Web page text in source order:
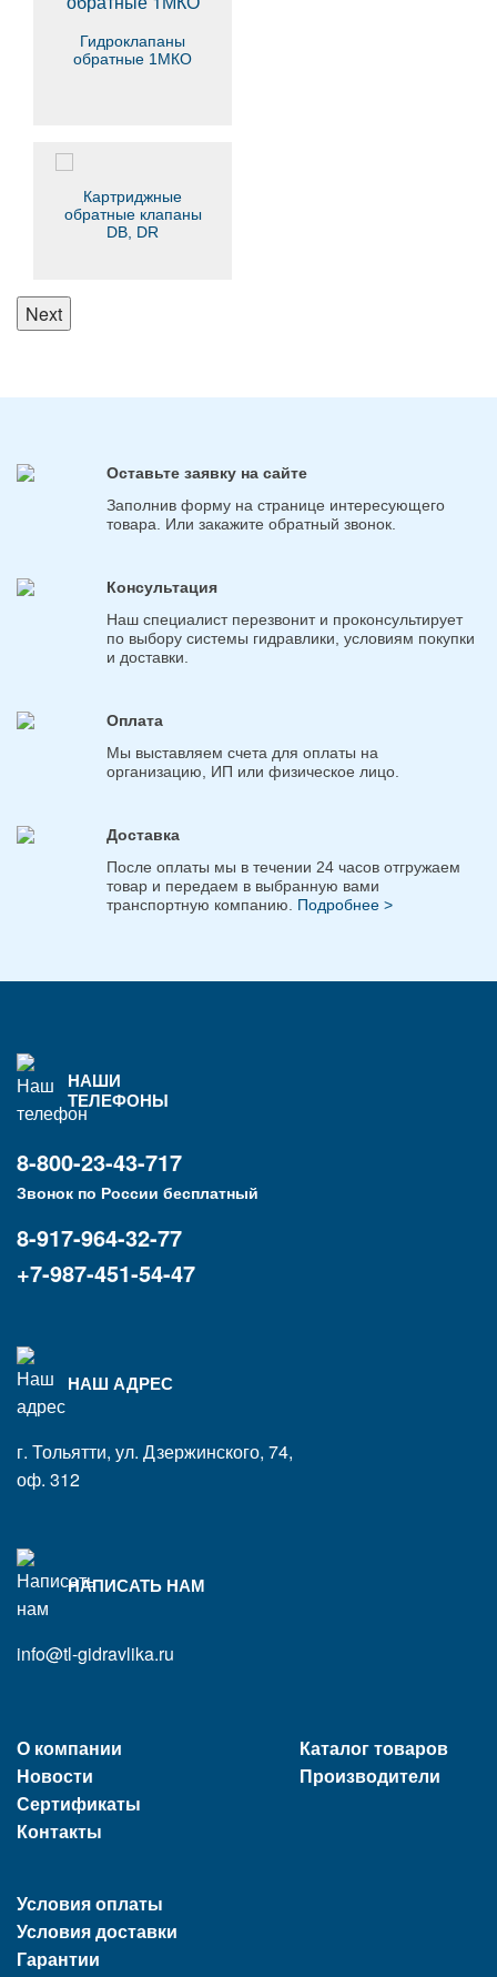
Гидроклапаны
обратные 1МКО
Картриджные
обратные клапаны
DB, DR
Next
Оставьте заявку на сайте
Заполнив форму на странице интересующего
товара. Или закажите обратный звонок.
Консультация
Наш специалист перезвонит и проконсультирует
по выбору системы гидравлики, условиям покупки
и доставки.
Оплата
Мы выставляем счета для оплаты на
организацию, ИП или физическое лицо.
Доставка
После оплаты мы в течении 24 часов отгружаем
товар и передаем в выбранную вами
транспортную компанию. Подробнее >
НАШИ
ТЕЛЕФОНЫ
8-800-23-43-717
Звонок по России бесплатный
8-917-964-32-77
+7-987-451-54-47
НАШ АДРЕС
г. Тольятти, ул. Дзержинского, 74,
оф. 312
НАПИСАТЬ НАМ
info@tl-gidravlika.ru
О компании
Новости
Сертификаты
Контакты
Условия оплаты
Условия доставки
Гарантии
Каталог товаров
Производители